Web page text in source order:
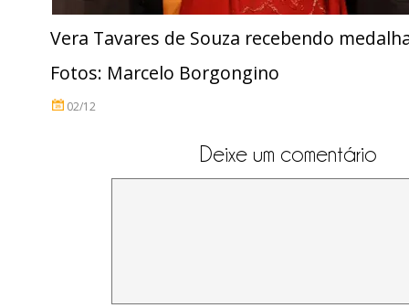
Vera Tavares de Souza recebendo
Fotos: Marcelo Borgongino
02/12
Deixe um comentário